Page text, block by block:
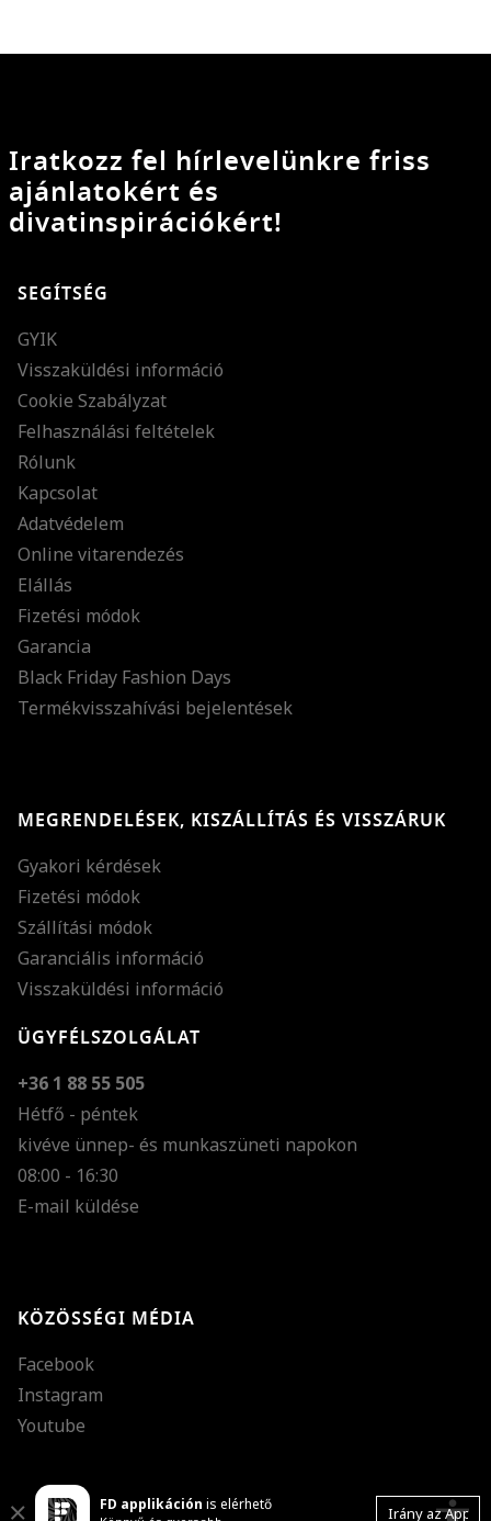
Iratkozz fel hírlevelünkre friss
ajánlatokért és
divatinspirációkért!
SEGÍTSÉG
GYIK
Visszaküldési információ
Cookie Szabályzat
Felhasználási feltételek
Rólunk
Kapcsolat
Adatvédelem
Online vitarendezés
Elállás
Fizetési módok
Garancia
Black Friday Fashion Days
Termékvisszahívási bejelentések
MEGRENDELÉSEK, KISZÁLLÍTÁS ÉS VISSZÁRUK
Gyakori kérdések
Fizetési módok
Szállítási módok
Garanciális információ
Visszaküldési információ
ÜGYFÉLSZOLGÁLAT
+36 1 88 55 505
Hétfő - péntek
kivéve ünnep- és munkaszüneti napokon
08:00 - 16:30
E-mail küldése
KÖZÖSSÉGI MÉDIA
Facebook
Instagram
Youtube
FD applikáción is elérhető Irány az App
Close Nagy kurzor